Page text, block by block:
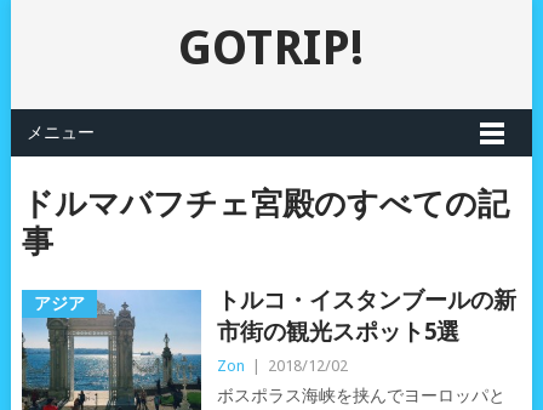
GOTRIP!
メニュー
ドルマバフチェ宮殿のすべての記
事
アジア
トルコ・イスタンブールの新
市街の観光スポット5選
Zon 2018/12/02
ボスポラス海峡を挟んでヨーロッパと